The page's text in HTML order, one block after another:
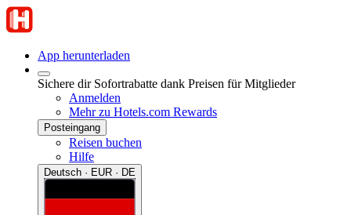
App herunterladen
Sichere dir Sofortrabatte dank Preisen für Mitglieder
Anmelden
Mehr zu Hotels.com Rewards
Posteingang
Reisen buchen
Hilfe
Deutsch · EUR · DE